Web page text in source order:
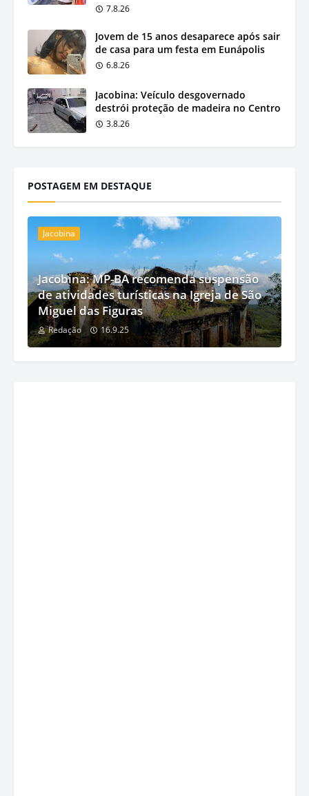
7.8.26
Jovem de 15 anos desaparece após sair
de casa para um festa em Eunápolis
6.8.26
Jacobina: Veículo desgovernado
destrói proteção de madeira no Centro
3.8.26
POSTAGEM EM DESTAQUE
Jacobina
Jacobina: MP-BA recomenda suspensão
de atividades turísticas na Igreja de São
Miguel das Figuras
Redação 16.9.25